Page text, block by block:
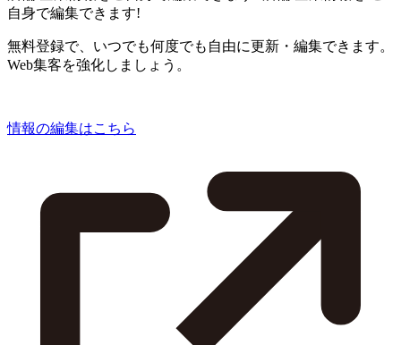
自身で編集できます!
無料登録で、いつでも何度でも自由に更新・編集できます。
Web集客を強化しましょう。
情報の編集はこちら